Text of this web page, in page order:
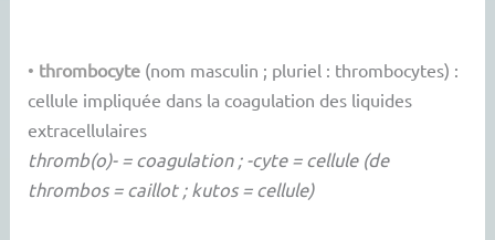
• thrombocyte (nom masculin ; pluriel : thrombocytes) :
cellule impliquée dans la coagulation des liquides
extracellulaires
thromb(o)- = coagulation ; -cyte = cellule (de
thrombos = caillot ; kutos = cellule)